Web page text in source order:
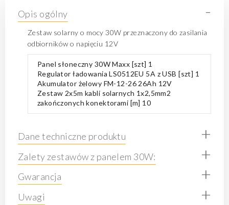
Opis ogólny -
Zestaw solarny o mocy 30W przeznaczony do zasilania
odbiorników o napięciu 12V
Panel słoneczny 30W Maxx [szt] 1
Regulator ładowaniaLS0512EU 5A z USB [szt] 1
Akumulator żelowy FM-12-26 26Ah 12V
Zestaw 2x5m kabli solarnych 1x2,5mm2
zakończonych konektorami [m] 10
Dane techniczne produktu +
Zalety zestawów z panelem 30W: +
Gwarancja +
Uwagi +